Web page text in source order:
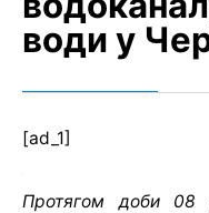
води у
[ad_1]
Протягом доби 08